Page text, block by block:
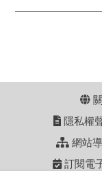
隱私權
網站
訂閱電